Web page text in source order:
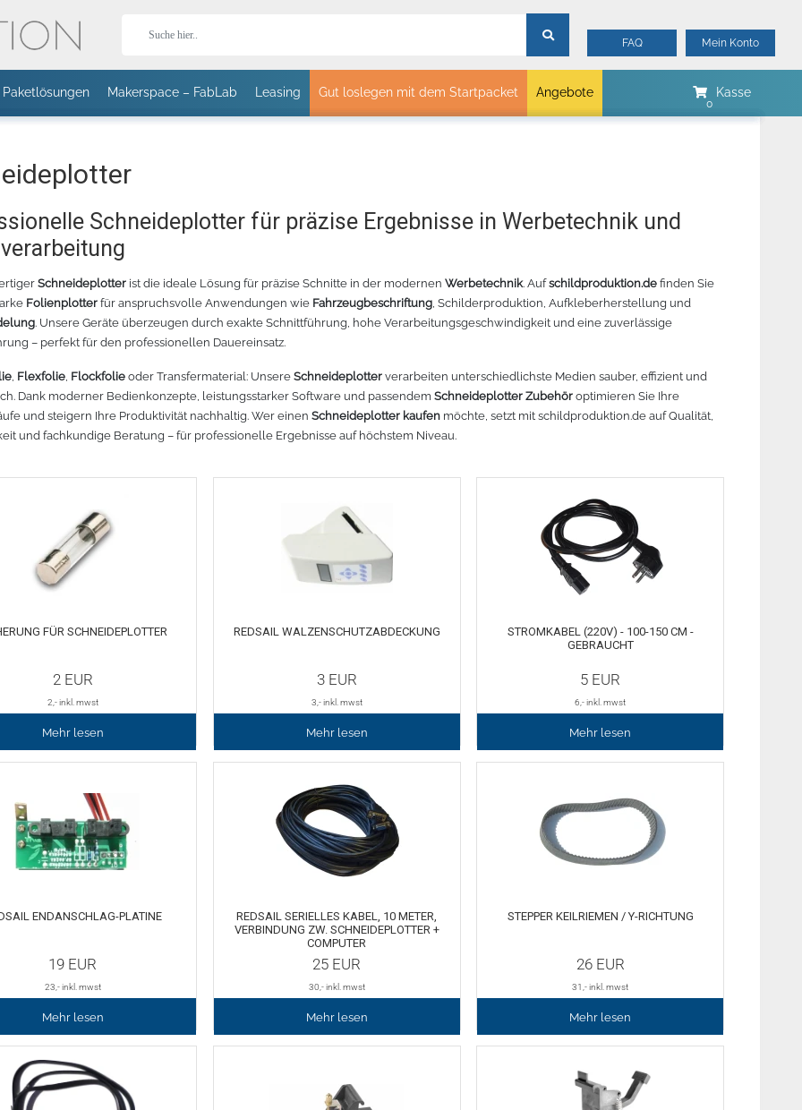
FAQ Mein Konto
II 24 SCHNEIDEPLOTTER -
70CM
Mehr lesen
CANON IMAGEPROGRAF TM-300
GROSSFORMATDRUCKER
Mehr lesen
JAGUAR V 132 SCHNEIDEPLOTTER
– BESTELLARTIKEL
Mehr lesen
– 1402
lesen
CHEMICA HOLOGRAFLEX
- BLAU WEISS - 1405
Mehr lesen
HOTMARK REVOLUTION
PASTELLGRÖN -
Mehr lesen
ORACAL 8510 METALLIC
GLASDEKORFOLIE –
Mehr lesen
STÄNDER FÜR EXPERT II
24 UND PUMA IV
PLOTTER MIT
ROLLENHALTER
Mehr lesen
T-Shirts
Sport Fleece Bodywarmer
Sols
James & Nicholson
Paketlösungen Makerspace – FabLab Leasing Gut loslegen mit dem Startpacket Angebote Kasse
Schneideplotter für präzise Ergebnisse in Werbetechnik und
Schneideplotter ist die ideale Lösung für präzise Schnitte in der modernen Werbetechnik. Aufschildproduktion.de finden Sie
Folienplotter für anspruchsvolle Anwendungen wie Fahrzeugbeschriftung, Schilderproduktion, Aufkleberherstellung und
. Unsere Geräte überzeugen durch exakte Schnittführung, hohe Verarbeitungsgeschwindigkeit und eine zuverlässige
– perfekt für den professionellen Dauereinsatz.
, Flexfolie, Flockfolie oder Transfermaterial: Unsere Schneideplotter verarbeiten unterschiedlichste Medien sauber, effizient und
Dank moderner Bedienkonzepte, leistungsstarker Software und passendem Schneideplotter Zubehör optimieren Sie Ihre
und steigern Ihre Produktivität nachhaltig. Wer einen Schneideplotter kaufen möchte, setzt mit schildproduktion.de auf Qualität,
und fachkundige Beratung – für professionelle Ergebnisse auf höchstem Niveau.
FÜR SCHNEIDEPLOTTER
2EUR
2,- inkl. mwst
Mehr lesen
REDSAIL WALZENSCHUTZABDECKUNG
3EUR
3,- inkl. mwst
Mehr lesen
STROMKABEL (220V) - 100-150 CM -
GEBRAUCHT
5 EUR
6,- inkl. mwst
Mehr lesen
ENDANSCHLAG-PLATINE
19 EUR
23 ,- inkl. mwst
Mehr lesen
REDSAIL SERIELLES KABEL, 10 METER,
VERBINDUNG ZW. SCHNEIDEPLOTTER +
COMPUTER
25 EUR
30 ,- inkl. mwst
Mehr lesen
STEPPER KEILRIEMEN / Y-RICHTUNG
26EUR
31 ,- inkl. mwst
Mehr lesen